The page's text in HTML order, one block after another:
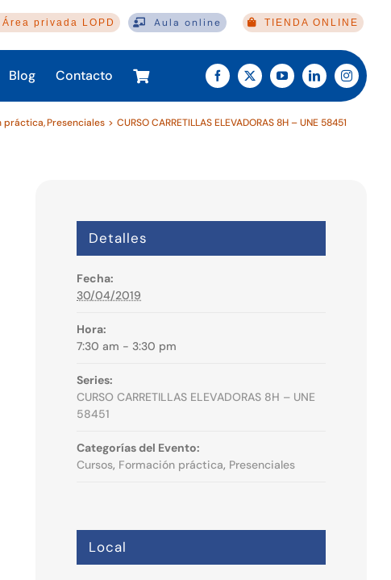
Área privada LOPD Aula online TIENDA ONLINE
Blog Contacto
práctica Presenciales CURSO CARRETILLAS ELEVADORAS 8H – UNE 58451
Detalles
Fecha:
30/04/2019
Hora:
7:30 am - 3:30 pm
Series:
CURSO CARRETILLAS ELEVADORAS 8H – UNE
58451
Categorías del Evento:
Cursos, Formación práctica, Presenciales
Local